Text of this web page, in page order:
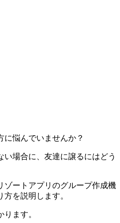
に悩んでいませんか？
い場合に、友達に譲るにはどう
ゾートアプリのグループ作成機
を説明します。
ます。